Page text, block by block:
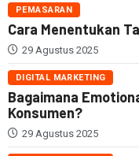
PEMASARAN
Cara Menentukan
29 Agustus 2025
DIGITAL MARKETING
Bagaimana
Konsumen?
29 Agustus 2025